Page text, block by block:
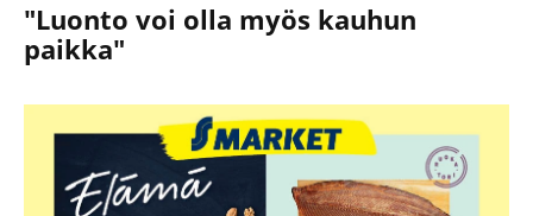
"Luonto voi olla myös kauhun
paikka"